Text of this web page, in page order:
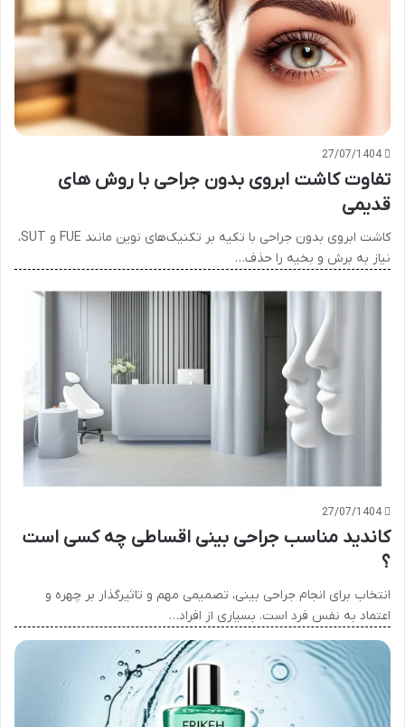
27/07/1404
تفاوت کاشت ابروی بدون جراحی با روش های
قدیمی
کاشت ابروی بدون جراحی با تکیه بر تکنیک‌های نوین مانند FUE و SUT،
نیاز به برش و بخیه را حذف…
27/07/1404
کاندید مناسب جراحی بینی اقساطی چه کسی است
؟
انتخاب برای انجام جراحی بینی، تصمیمی مهم و تاثیرگذار بر چهره و
اعتماد به نفس فرد است. بسیاری از افراد…